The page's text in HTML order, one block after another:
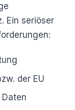
Ein seriöser
der EU